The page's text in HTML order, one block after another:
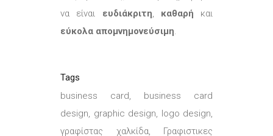
να είναι ευδιάκριτη, καθαρή και
εύκολα απομνημονεύσιμη.
Tags
business card, business card
design, graphic design, logo design,
γραφίστας χαλκίδα, Γραφιστικες